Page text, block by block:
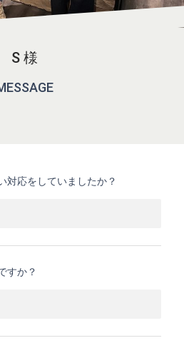
S 様
対応をしていましたか？
すか？